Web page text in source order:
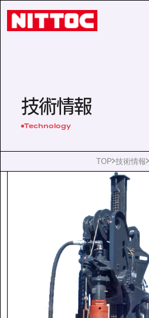
事業内容
IR情報
サステナビリティ
技術情報
Technology
TOP 技術情報